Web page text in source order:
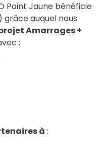
Point Jaune bénéficie
grâce auquel nous
Amarrages +
:
à :